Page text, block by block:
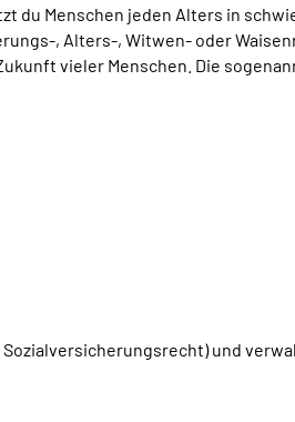
du Menschen jeden Alters in
, Alters-, Witwen- oder
vieler Menschen. Die
und